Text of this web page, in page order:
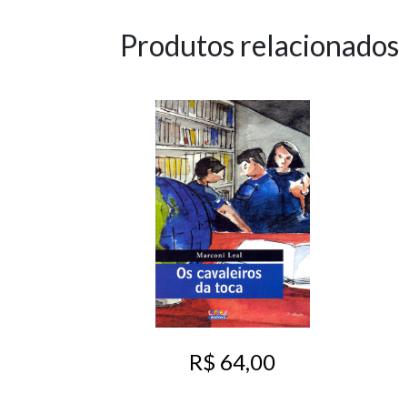
Produtos relacionados
R$ 64,00